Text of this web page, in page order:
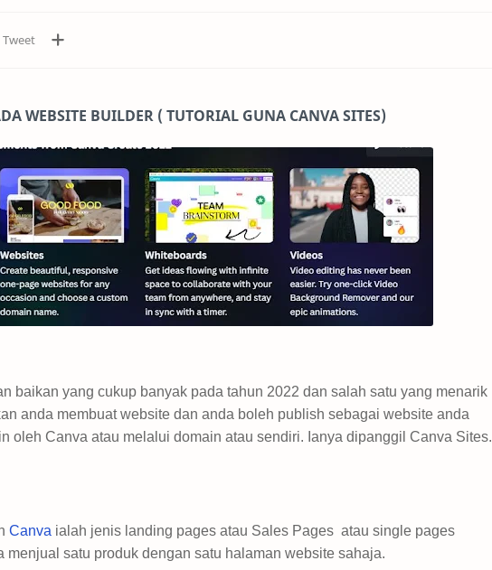
WEBSITE BUILDER ( TUTORIAL GUNA CANVA SITES)
baikan yang cukup banyak pada tahun 2022 dan salah satu yang menarik
anda membuat website dan anda boleh publish sebagai website anda
oleh Canva atau melalui domain atau sendiri. Ianya dipanggil Canva Sites.
Canva ialah jenis landing pages atau Sales Pages atau single pages
menjual satu produk dengan satu halaman website sahaja.